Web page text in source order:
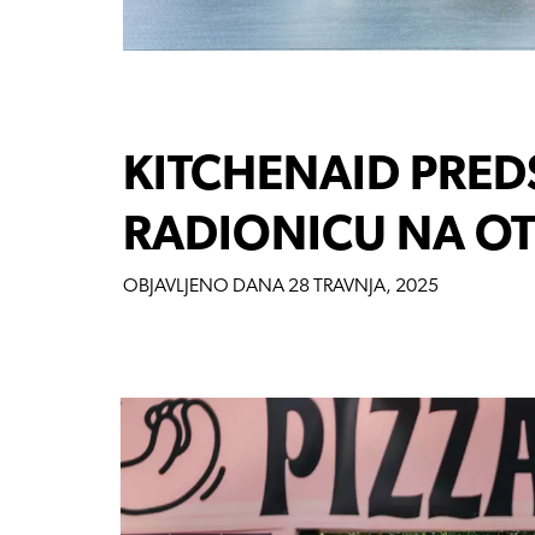
KITCHENAID
RADIONICU NA
OBJAVLJENO DANA 28 TRAVNJA, 2025